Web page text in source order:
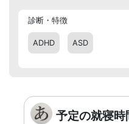
診断・特徴
ADHD ASD
予定の就寝時